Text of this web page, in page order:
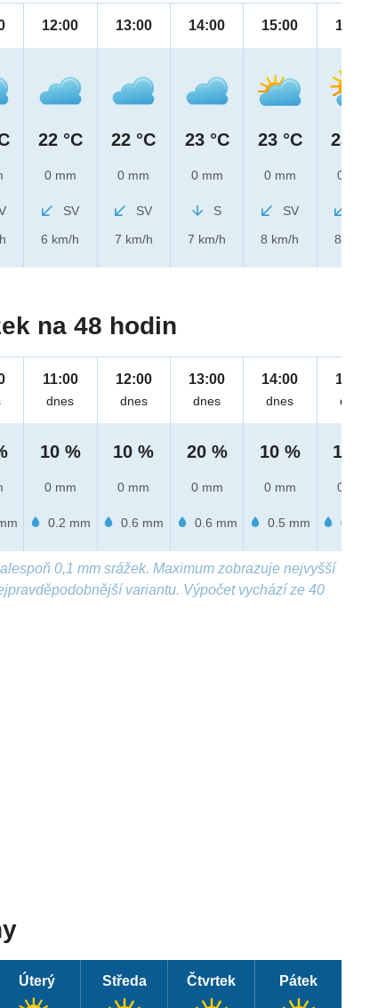
12:00
22 °C
0 mm
SV
6 km/h
13:00
22 °C
0 mm
SV
7 km/h
14:00
23 °C
0 mm
S
7 km/h
15:00
23 °C
0 mm
SV
8 km/h
16:00
23 °C
0 mm
8 km/h
na 48 hodin
11:00
dnes
10 %
0 mm
0.2 mm
12:00
dnes
10 %
0 mm
0.6 mm
13:00
dnes
20 %
0 mm
0.6 mm
14:00
dnes
10 %
0 mm
0.5 mm
15:00
dnes
10 %
0 mm
0.5 mm
0,1 mm srážek. Maximum zobrazuje nejvyšší
variantu. Výpočet vychází ze 40
Úterý Středa Čtvrtek Pátek